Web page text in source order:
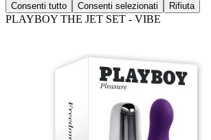
Consenti tutto Consenti selezionati Rifiuta
Vibratori piccoli
PLAYBOY THE JET SET - VIBE